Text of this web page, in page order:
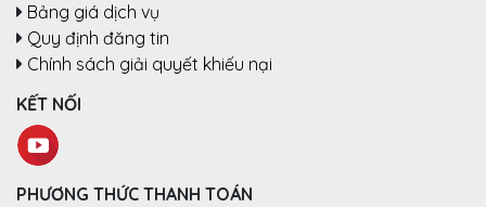
Bảng giá dịch vụ
Quy định đăng tin
Chính sách giải quyết khiếu nại
KẾT NỐI
PHƯƠNG THỨC THANH TOÁN